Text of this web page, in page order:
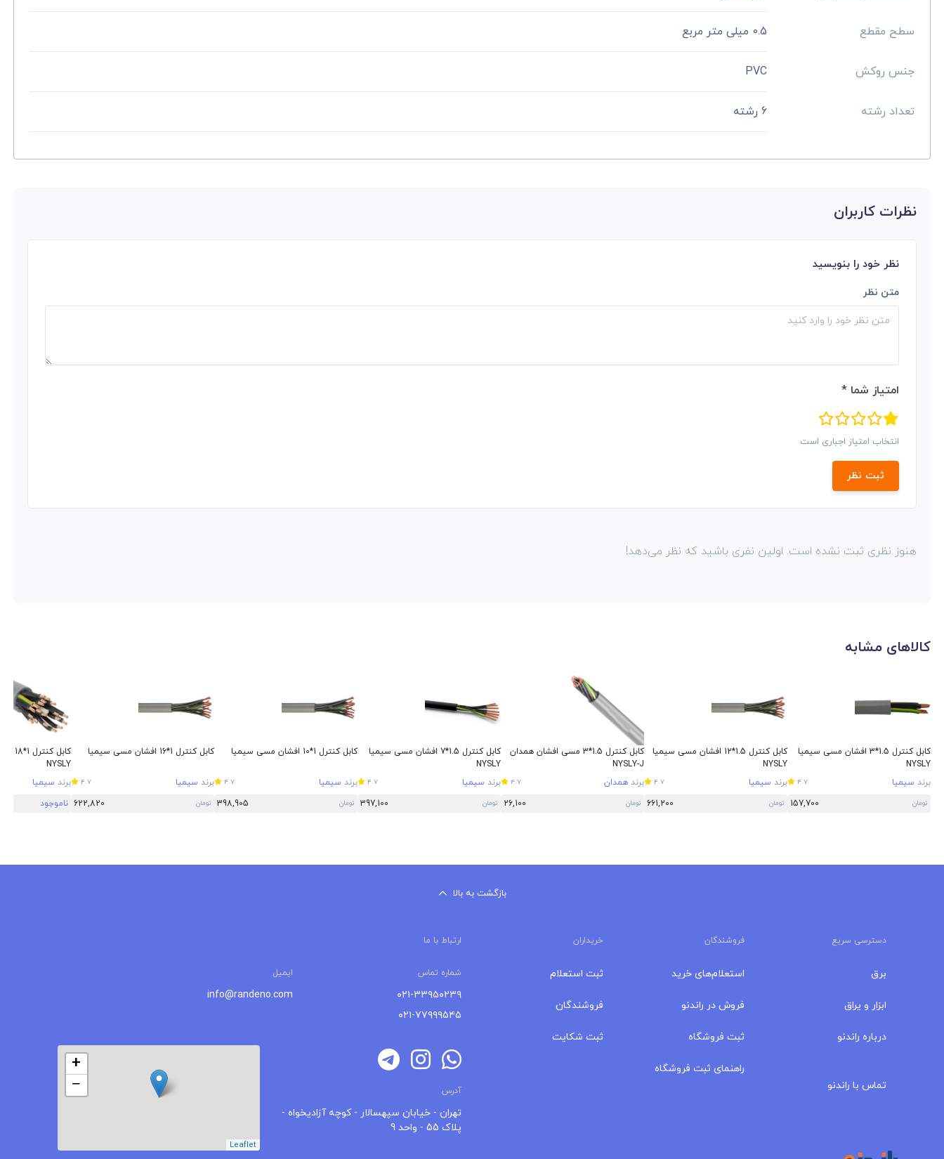
سطح مقطع 0.5 میلی متر مربع
جنس روکش PVC
تعداد رشته 6 رشته
نظرات کاربران
نظر خود را بنویسید
متن نظر
امتیاز شما *
انتخاب امتیاز اجباری است
ثبت نظر
هنوز نظری ثبت نشده است. اولین نفری باشید که نظر می‌دهد!
کالاهای مشابه
کابل کنترل 1.5*3 افشان مسی سیمیا
NYSLY
برند سیمیا 4.7
تومان 157,700
کابل کنترل 1.5*12 افشان مسی سیمیا
NYSLY
برند سیمیا 4.7
تومان 661,200
کابل کنترل 1.5*3 مسی افشان همدان
NYSLY-J
برند همدان 4.7
تومان 26,100
کابل کنترل 1.5*7 افشان مسی سیمیا
NYSLY
برند سیمیا 4.7
تومان 397,100
کابل کنترل 1*10 افشان مسی سیمیا
برند سیمیا 4.7
تومان 398,905
کابل کنترل 1*16 افشان مسی سیمیا
برند سیمیا 4.7
تومان 622,820
NYSLY
برند سیمیا
ناموجود
بازگشت به بالا
دسترسی سریع فروشندگان خریداران ارتباط با ما
برق
ابزار و یراق
درباره‌ راندنو
تماس با راندنو
استعلام‌های خرید
فروش در راندنو
ثبت فروشگاه
راهنمای ثبت فروشگاه
ثبت استعلام
فروشندگان
ثبت شکایت
شماره تماس ایمیل
۰۲۱-۳۳۹۵۰۲۳۹
۰۲۱-۷۷۹۹۹۵۴۵
info@randeno.com
آدرس
تهران - خیابان سپهسالار - کوچه آزادیخواه -
پلاک 55 - واحد 9
+
−
Leaflet